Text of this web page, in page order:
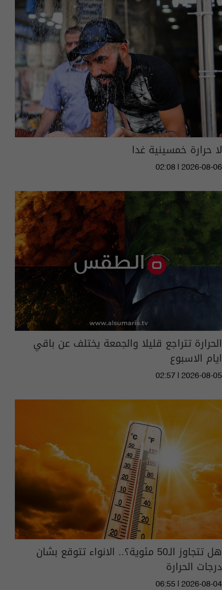
لا حرارة خمسينية غدا
02:08 | 2026-08-06
الحرارة تتراجع قليلا والجمعة يختلف عن باقي
ايام الاسبوع
02:57 | 2026-08-05
هل تتجاوز الـ50 مئوية؟.. الانواء تتوقع بشان
درجات الحرارة
06:55 | 2026-08-04